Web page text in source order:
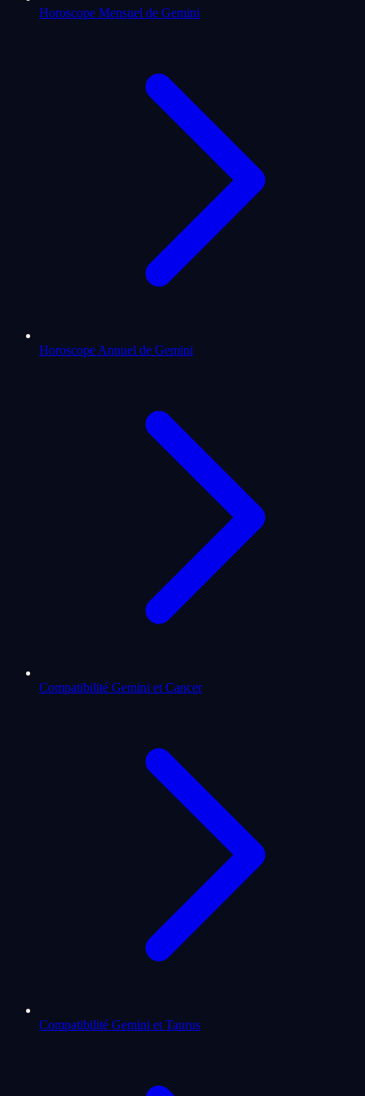
Horoscope Mensuel de Gemini
Horoscope Annuel de Gemini
Compatibilité Gemini et Cancer
Compatibilité Gemini et Taurus